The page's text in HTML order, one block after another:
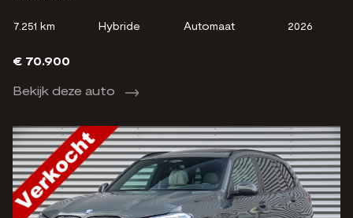
7.251 km Hybride Automaat 2026
€ 70.900
Bekijk deze auto